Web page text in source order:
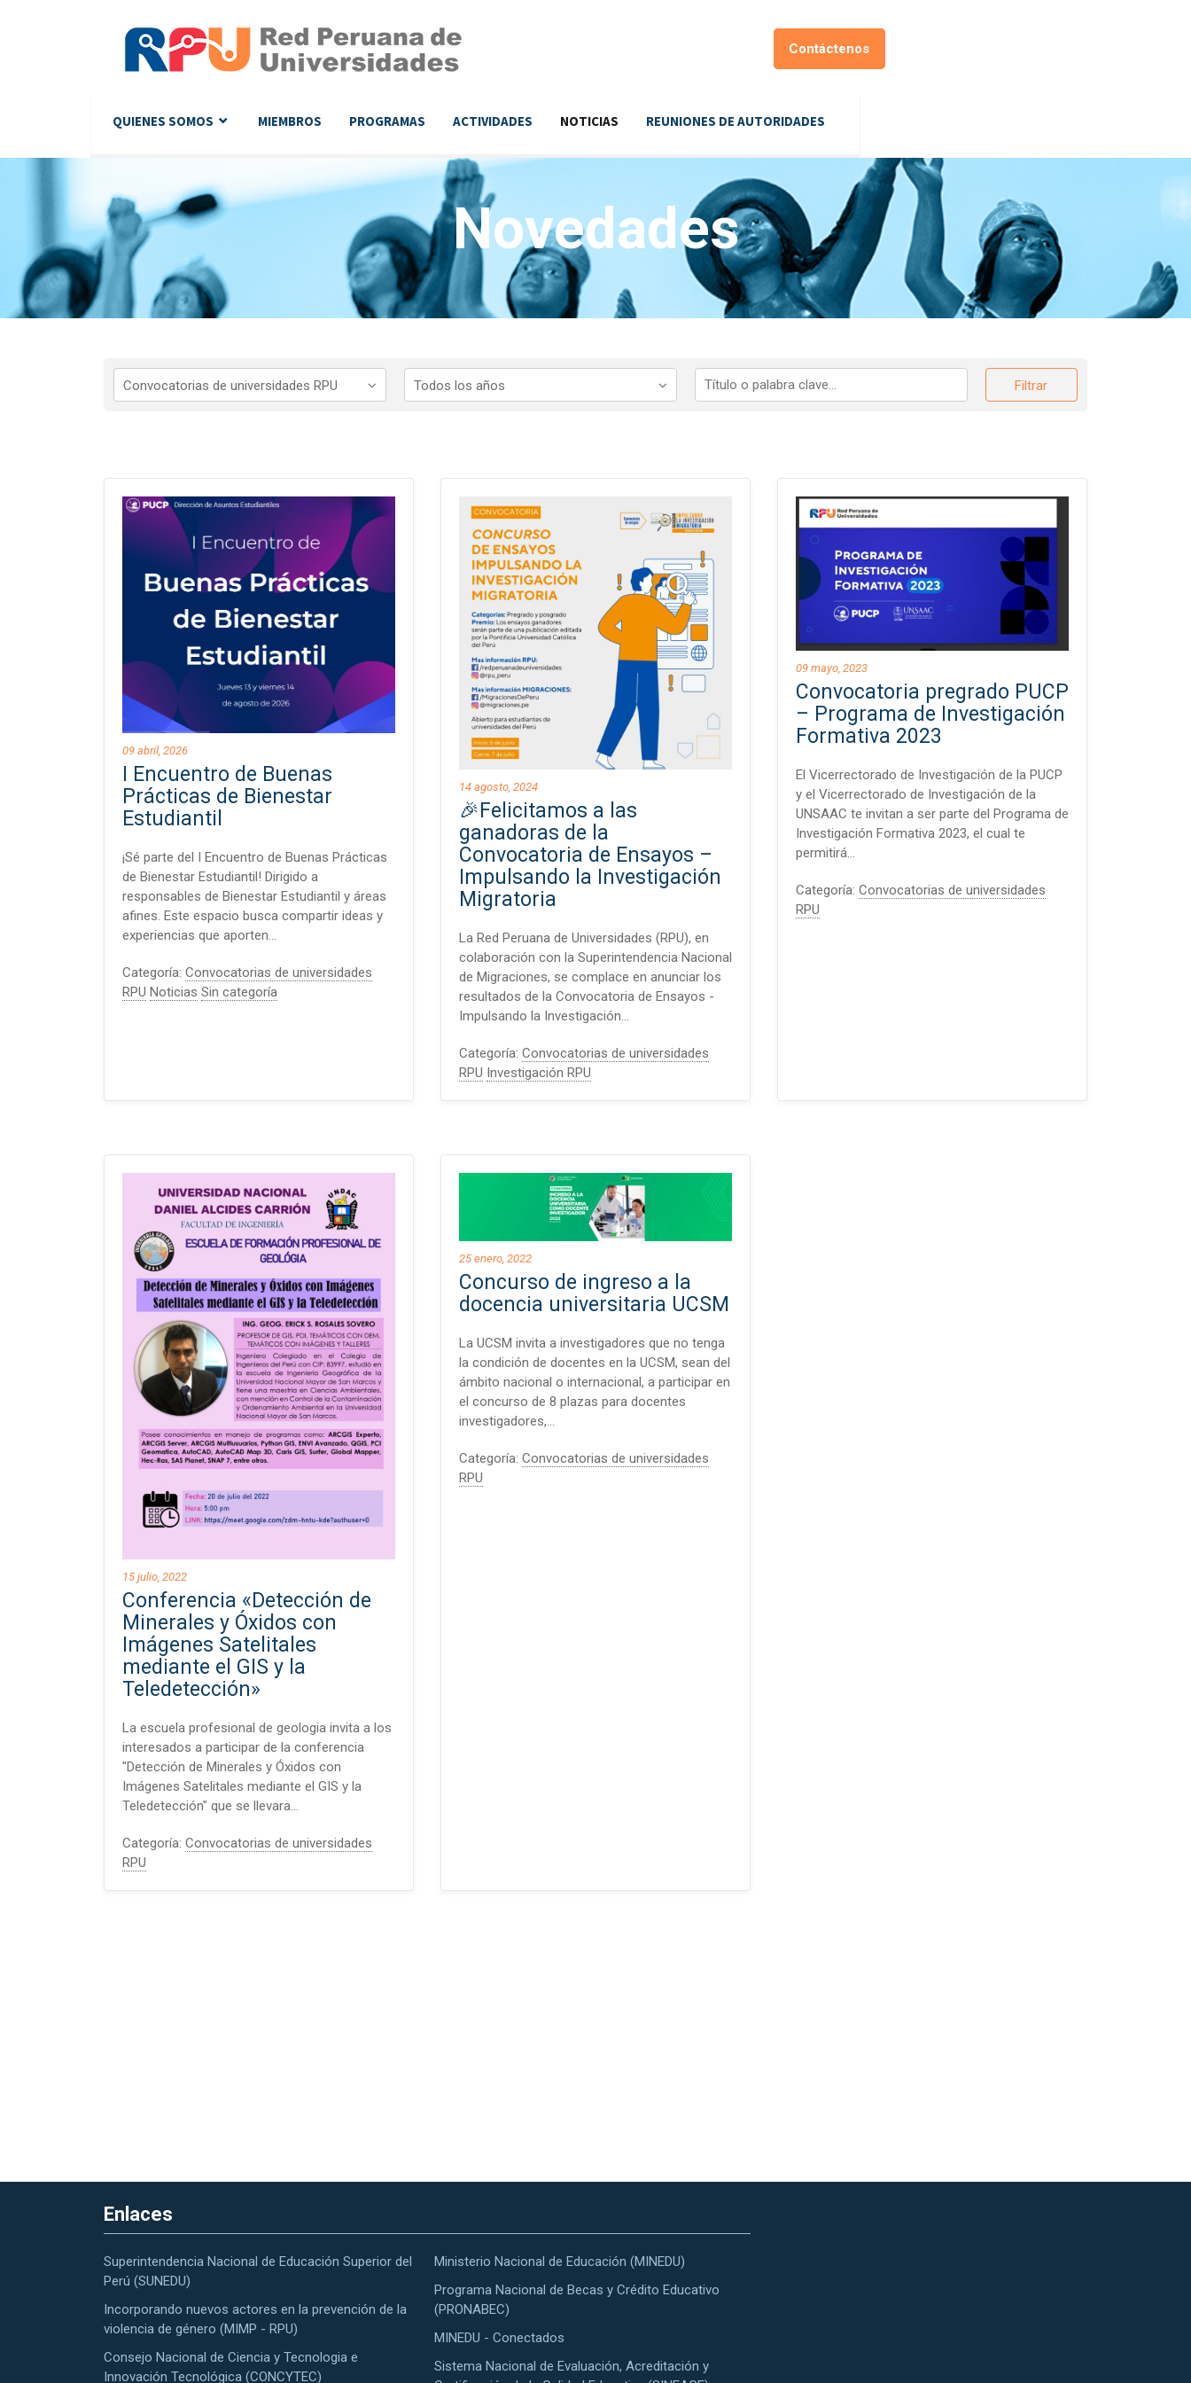
Contáctenos
QUIENES SOMOS MIEMBROS PROGRAMAS ACTIVIDADES NOTICIAS REUNIONES DE AUTORIDADES
Novedades
Convocatorias de universidades RPU Todos los años Filtrar
09 abril, 2026
I Encuentro de Buenas
Prácticas de Bienestar
Estudiantil
¡Sé parte del I Encuentro de Buenas Prácticas
de Bienestar Estudiantil! Dirigido a
responsables de Bienestar Estudiantil y áreas
afines. Este espacio busca compartir ideas y
experiencias que aporten…
Categoría: Convocatorias de universidades
RPU Noticias Sin categoría
14 agosto, 2024
🎉Felicitamos a las
ganadoras de la
Convocatoria de Ensayos –
Impulsando la Investigación
Migratoria
La Red Peruana de Universidades (RPU), en
colaboración con la Superintendencia Nacional
de Migraciones, se complace en anunciar los
resultados de la Convocatoria de Ensayos -
Impulsando la Investigación…
Categoría: Convocatorias de universidades
RPU Investigación RPU
09 mayo, 2023
Convocatoria pregrado PUCP
– Programa de Investigación
Formativa 2023
El Vicerrectorado de Investigación de la PUCP
y el Vicerrectorado de Investigación de la
UNSAAC te invitan a ser parte del Programa de
Investigación Formativa 2023, el cual te
permitirá…
Categoría: Convocatorias de universidades
RPU
15 julio, 2022
Conferencia «Detección de
Minerales y Óxidos con
Imágenes Satelitales
mediante el GIS y la
Teledetección»
La escuela profesional de geologia invita a los
interesados a participar de la conferencia
"Detección de Minerales y Óxidos con
Imágenes Satelitales mediante el GIS y la
Teledetección" que se llevara…
Categoría: Convocatorias de universidades
RPU
25 enero, 2022
Concurso de ingreso a la
docencia universitaria UCSM
La UCSM invita a investigadores que no tenga
la condición de docentes en la UCSM, sean del
ámbito nacional o internacional, a participar en
el concurso de 8 plazas para docentes
investigadores,…
Categoría: Convocatorias de universidades
RPU
Enlaces
Superintendencia Nacional de Educación Superior del
Perú (SUNEDU)
Incorporando nuevos actores en la prevención de la
violencia de género (MIMP - RPU)
Consejo Nacional de Ciencia y Tecnologia e
Innovación Tecnológica (CONCYTEC)
Ministerio Nacional de Educación (MINEDU)
Programa Nacional de Becas y Crédito Educativo
(PRONABEC)
MINEDU - Conectados
Sistema Nacional de Evaluación, Acreditación y